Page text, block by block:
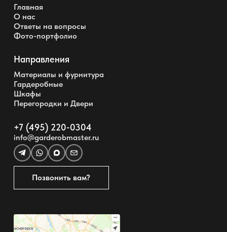
Главная
О нас
Ответы на вопросы
Фото-портфолио
Направления
Материалы и фурнитура
Гардеробные
Шкафы
Перегородки и Двери
+7 (495) 220-0304
info@garderobmaster.ru
Позвонить вам?